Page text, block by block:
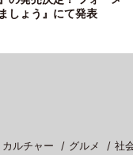
しょう』にて発表
カルチャー グルメ 社